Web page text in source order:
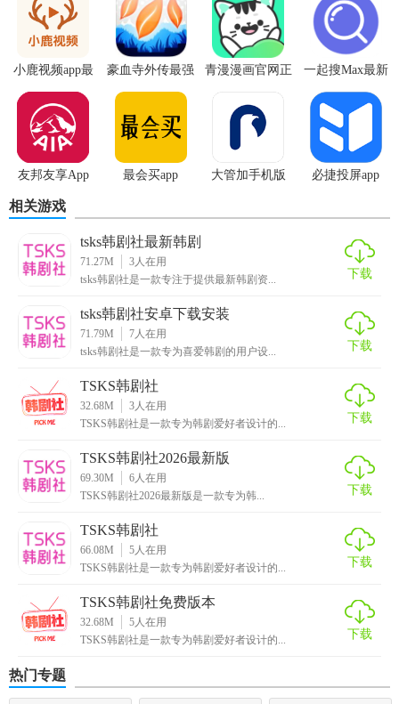
1. 智能推荐：根据用户的观看历史和偏好，智能推荐相似或
2. 离线下载：支持将韩剧下载到本地，方便用户随时随地观
看，无需担心网络问题。
3. 多语言字幕：提供多种语言字幕选择，包括中文、英文
等，满足不同用户的需求。
同步收藏记录，方便跨平台追剧。
1. 海量韩剧资源：涵盖韩国各大电视台的热门剧集，以及经
典老剧和冷门佳作。
2. 实时更新：与韩国电视台同步更新，确保用户能够第一时
间观看最新剧集。
3. 高清画质：提供高清、超清等多种画质选择，让用户享受
极致的视觉体验。
小鹿视频app最
新版
豪血寺外传最强
传说无限血版
青漫漫画官网正
一起搜Max最新
版
友邦友享App 最会买app 大管加手机版 必捷投屏app
相关游戏
tsks韩剧社最新韩剧
71.27M 3人在用
tsks韩剧社是一款专注于提供最新韩剧资...
下载
tsks韩剧社安卓下载安装
71.79M 7人在用
tsks韩剧社是一款专为喜爱韩剧的用户设...
下载
TSKS韩剧社
32.68M 3人在用
TSKS韩剧社是一款专为韩剧爱好者设计的...
下载
TSKS韩剧社2026最新版
69.30M 6人在用
TSKS韩剧社2026最新版是一款专为韩...
下载
TSKS韩剧社
66.08M 5人在用
TSKS韩剧社是一款专为韩剧爱好者设计的...
下载
TSKS韩剧社免费版本
32.68M 5人在用
TSKS韩剧社是一款专为韩剧爱好者设计的...
下载
热门专题